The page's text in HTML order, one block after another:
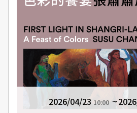
2026/04/23 10:00